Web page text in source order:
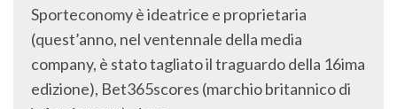
Sporteconomy è ideatrice e proprietaria
(quest’anno, nel ventennale della media
company, è stato tagliato il traguardo della 16ima
edizione), Bet365scores (marchio britannico di